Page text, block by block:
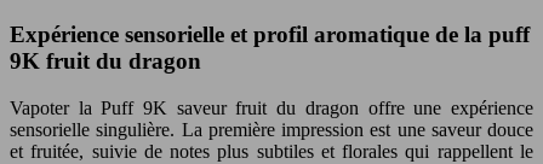
Expérience sensorielle et profil aromatique de la puff
9K fruit du dragon
Vapoter la Puff 9K saveur fruit du dragon offre une expérience
sensorielle singulière. La première impression est une saveur douce
et fruitée, suivie de notes plus subtiles et florales qui rappellent le